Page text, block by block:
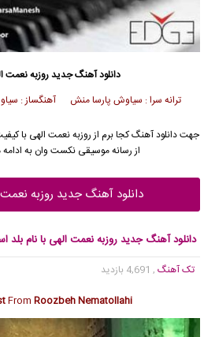
دانلود آهنگ جدیدروزبه نعمت
ترانه سرا : سیاوش پارسا منش آهنگساز :
از رسانه موسیقی نکست وان به
دانلود آهنگ جدید روزبه نعمت
دانلود آهنگ جدید روزبه نعمت الهی با نام بلد
تک آهنگ , 4,691 بازدید
From Roozbeh Nematollahi